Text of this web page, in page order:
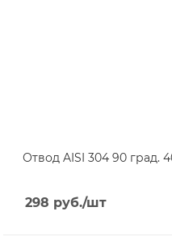
Отвод AISI 304 90
298 руб./шт